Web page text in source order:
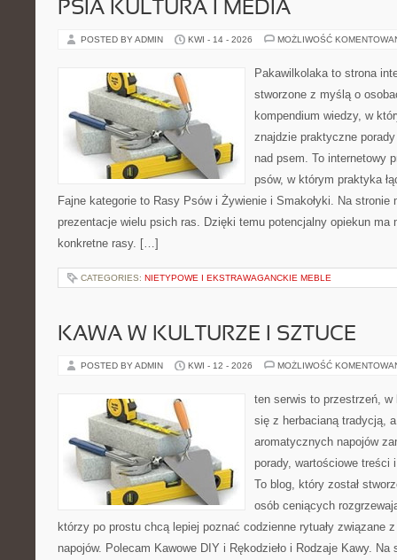
PSIA KULTURA I MEDIA
POSTED BY ADMIN KWI - 14 - 2026 MOŻLIWOŚĆ
Pakawilkolaka to strona
stworzone z myślą o
kompendium wiedzy, w
znajdzie praktyczne
nad psem. To internetowy
psów, w którym praktyka
Fajne kategorie to Rasy Psów i Żywienie i Smakołyki. Na stronie
prezentacje wielu psich ras. Dzięki temu potencjalny opiekun ma
konkretne rasy. […]
CATEGORIES: NIETYPOWE I EKSTRAWAGANCKIE MEBLE
KAWA W KULTURZE I SZTUCE
POSTED BY ADMIN KWI - 12 - 2026 MOŻLIWOŚĆ
ten serwis to przestrzeń,
się z herbacianą tradycją, a
aromatycznych napojów
porady, wartościowe treści
To blog, który został
osób ceniących
którzy po prostu chcą lepiej poznać codzienne rytuały związane
napojów. Polecam Kawowe DIY i Rękodzieło i Rodzaje Kawy.